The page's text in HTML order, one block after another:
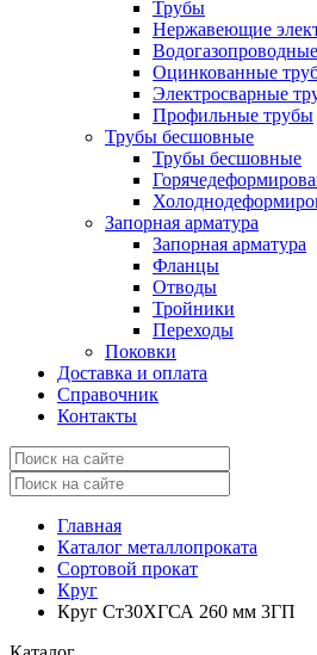
Трубы
Нержавеющие
Водогазопроводные
Оцинкованные
Электросварные
Профильные трубы
Трубы бесшовные
Трубы бесшовные
Запорная арматура
Запорная арматура
Фланцы
Отводы
Тройники
Переходы
Поковки
Доставка и оплата
Справочник
Контакты
Главная
Каталог металлопроката
Сортовой прокат
Круг
Круг Ст30ХГСА 260 мм 3ГП